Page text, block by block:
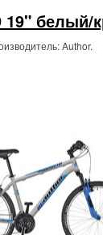
19" белый/
Author.